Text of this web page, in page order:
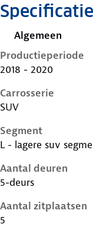
Algemeen
Productieperiode
2018 - 2020
Carrosserie
SUV
Segment
L - lagere suv
Aantal deuren
5-deurs
Aantal zitplaatsen
5